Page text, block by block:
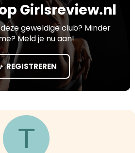
Girlsreview.nl
geweldige club? Minder
Meld je nu aan!
REGISTREREN
T